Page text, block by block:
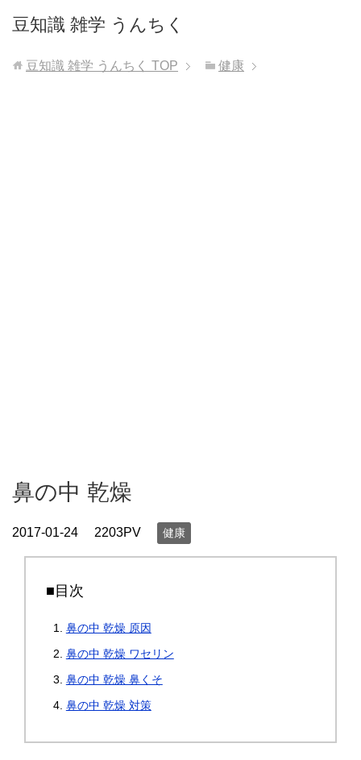
豆知識 雑学 うんちく
豆知識 雑学 うんちく TOP 健康
鼻の中 乾燥
2017-01-24 2203PV 健康
■目次
鼻の中 乾燥 原因
鼻の中 乾燥 ワセリン
鼻の中 乾燥 鼻くそ
鼻の中 乾燥 対策